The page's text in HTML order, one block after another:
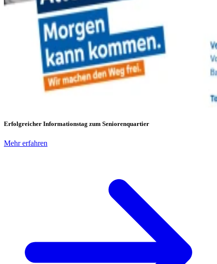
Erfolgreicher Informationstag zum Seniorenquartier
Mehr erfahren